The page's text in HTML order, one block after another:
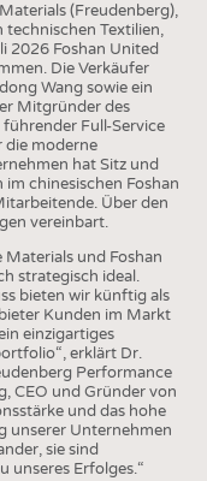
(Freudenberg),
Textilien,
2026 Foshan United
Die Verkäufer
Wang sowie ein
Mitgründer des
Full-Service
moderne
hat Sitz und
chinesischen Foshan
Über den
vereinbart.
und Foshan
strategisch ideal.
bieten wir künftig als
Kunden im Markt
einzigartiges
erklärt Dr.
Performance
CEO und Gründer von
und das hohe
unserer Unternehmen
sie sind
unseres Erfolges.“